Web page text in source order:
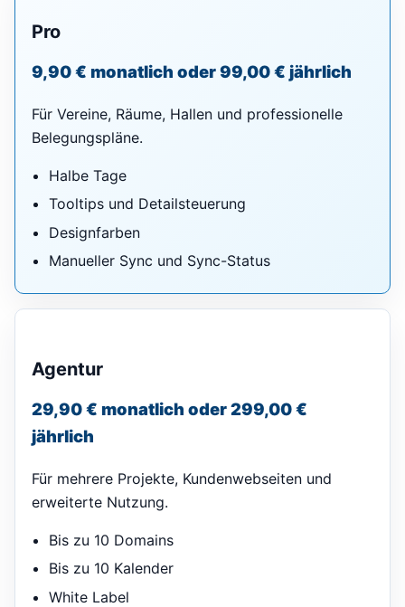
Pro
9,90 € monatlich oder 99,00 € jährlich
Für Vereine, Räume, Hallen und professionelle
Belegungspläne.
Halbe Tage
Tooltips und Detailsteuerung
Designfarben
Manueller Sync und Sync-Status
Agentur
29,90 € monatlich oder 299,00 €
jährlich
Für mehrere Projekte, Kundenwebseiten und
erweiterte Nutzung.
Bis zu 10 Domains
Bis zu 10 Kalender
White Label